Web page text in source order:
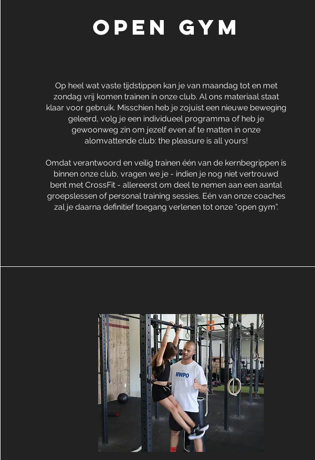
Open Gym
Op heel wat vaste tijdstippen kan je van maandag tot en met
zondag vrij komen trainen in onze club. Al ons materiaal staat
klaar voor gebruik. Misschien heb je zojuist een nieuwe beweging
geleerd, volg je een individueel programma of heb je
gewoonweg zin om jezelf even af te matten in onze
alomvattende club: the pleasure is all yours!
Omdat verantwoord en veilig trainen één van de kernbegrippen is
binnen onze club, vragen we je - indien je nog niet vertrouwd
bent met CrossFit - allereerst om deel te nemen aan een aantal
groepslessen of personal training sessies. Eén van onze coaches
zal je daarna definitief toegang verlenen tot onze “open gym”.